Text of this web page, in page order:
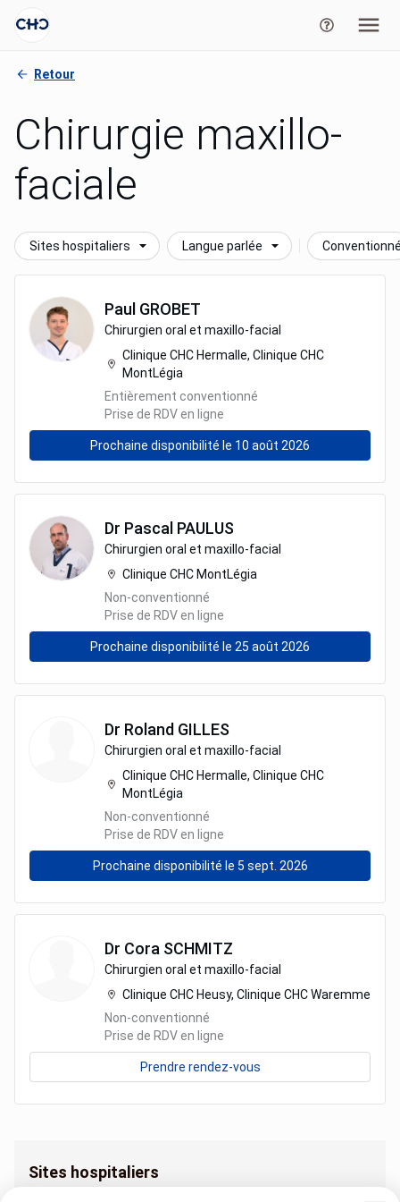
Retour
Chirurgie maxillo-
faciale
Sites hospitaliers Langue parlée
Paul GROBET
Chirurgien oral et maxillo-facial
Clinique CHC Hermalle, Clinique CHC
MontLégia
Entièrement conventionné
Prise de RDV en ligne
Prochaine disponibilité le 10 août 2026
Dr Pascal PAULUS
Chirurgien oral et maxillo-facial
Clinique CHC MontLégia
Non-conventionné
Prise de RDV en ligne
Prochaine disponibilité le 25 août 2026
Dr Roland GILLES
Chirurgien oral et maxillo-facial
Clinique CHC Hermalle, Clinique CHC
MontLégia
Non-conventionné
Prise de RDV en ligne
Prochaine disponibilité le 5 sept. 2026
Dr Cora SCHMITZ
Chirurgien oral et maxillo-facial
Clinique CHC Heusy, Clinique CHC Waremme
Non-conventionné
Prise de RDV en ligne
Prendre rendez-vous
Sites hospitaliers